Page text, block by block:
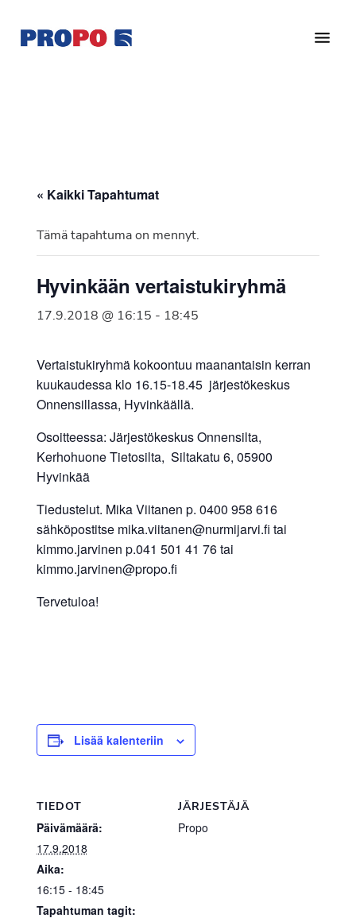
pääsisältöön
alatunnisteeseen
Ry
vuonna
Suomen
« Kaikki Tapahtumat
Tämä tapahtuma on mennyt.
Hyvinkään vertaistukiryhmä
17.9.2018 @ 16:15 - 18:45
Vertaistukiryhmä kokoontuu maanantaisin kerran
kuukaudessa klo 16.15-18.45 järjestökeskus
Onnensillassa, Hyvinkäällä.
Osoitteessa: Järjestökeskus Onnensilta,
Kerhohuone Tietosilta, Siltakatu 6, 05900
Hyvinkää
Tiedustelut. Mika Viitanen p. 0400 958 616
sähköpostitse mika.viitanen@nurmijarvi.fi tai
kimmo.jarvinen p.041 501 41 76 tai
kimmo.jarvinen@propo.fi
Tervetuloa!
Lisää kalenteriin
TIEDOT
Päivämäärä:
17.9.2018
Aika:
16:15 - 18:45
Tapahtuman tagit:
JÄRJESTÄJÄ
Propo